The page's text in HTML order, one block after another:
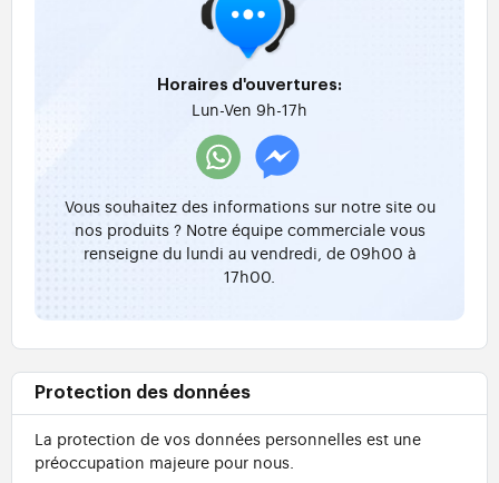
Horaires d'ouvertures:
Lun-Ven 9h-17h
Vous souhaitez des informations sur notre site ou
nos produits ? Notre équipe commerciale vous
renseigne du lundi au vendredi, de 09h00 à
17h00.
Protection des données
La protection de vos données personnelles est une
préoccupation majeure pour nous.